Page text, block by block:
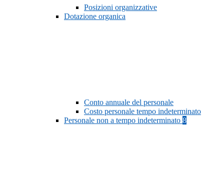
Posizioni organizzative
Dotazione organica
Conto annuale del personale
Costo personale tempo indeterminato
Personale non a tempo indeterminato 8